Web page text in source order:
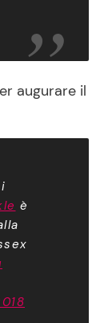
augurare il
è